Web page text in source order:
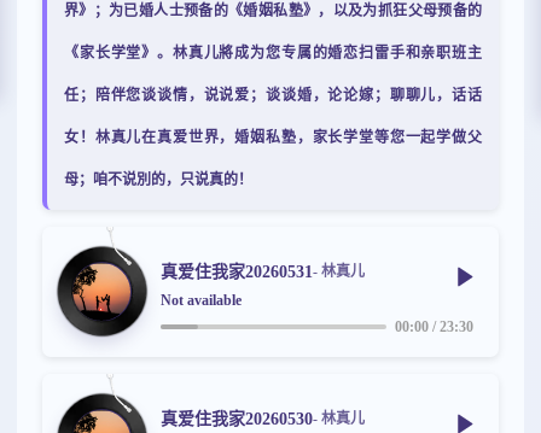
界》；为已婚人士预备的《婚姻私塾》，以及为抓狂父母预备的
《家长学堂》。林真儿將成为您专属的婚恋扫雷手和亲职班主
任；陪伴您谈谈情，说说爱；谈谈婚，论论嫁；聊聊儿，话话
女！林真儿在真爱世界，婚姻私塾，家长学堂等您一起学做父
母；咱不说別的，只说真的！
真爱住我家20260531- 林真儿
Not available
00:00 /23:30
真爱住我家20260530- 林真儿